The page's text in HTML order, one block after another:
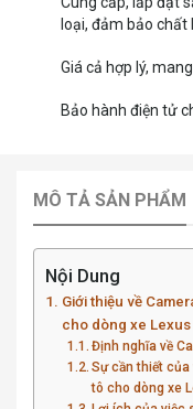
loại, đảm bảo chất
Giá cả hợp lý,
Bảo hành điện tử
MÔ TẢ SẢN PHẨM
Nội Dung
Giới thiệu về
cho dòng xe Lexus
Định nghĩa về
Sự cần thiết của
tô cho dòng xe